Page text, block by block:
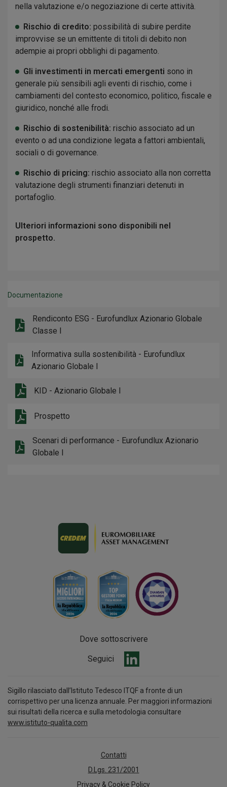
nella valutazione e/o negoziazione di certe attività.
Rischio di credito: possibilità di subire perdite
improvvise se un emittente di titoli di debito non
adempie ai propri obblighi di pagamento.
Gli investimenti in mercati emergenti sono in
generale più sensibili agli eventi di rischio, come i
cambiamenti del contesto economico, politico, fiscale e
giuridico, nonché alle frodi.
Rischio di sostenibilità: rischio associato ad un
evento o ad una condizione legata a fattori ambientali,
sociali o di governance.
Rischio di pricing: rischio associato alla non corretta
valutazione degli strumenti finanziari detenuti in
portafoglio.
Ulteriori informazioni sono disponibili nel
prospetto.
Documentazione
Rendiconto ESG - Eurofundlux Azionario Globale
Classe I
Informativa sulla sostenibilità - Eurofundlux
Azionario Globale I
KID - Azionario Globale I
Prospetto
Scenari di performance - Eurofundlux Azionario
Globale I
Dove sottoscrivere
Seguici
Sigillo rilasciato dall’Istituto Tedesco ITQF a fronte di un
corrispettivo per una licenza annuale. Per maggiori informazioni
sui risultati della ricerca e sulla metodologia consultare
www.istituto-qualita.com
Contatti
D.Lgs. 231/2001
Privacy & Cookie Policy